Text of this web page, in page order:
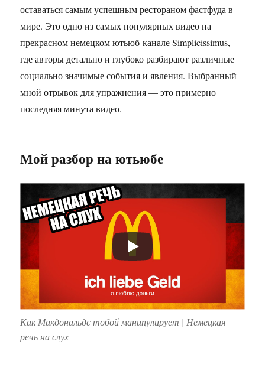
оставаться самым успешным рестораном фастфуда в
мире. Это одно из самых популярных видео на
прекрасном немецком ютьюб-канале Simplicissimus,
где авторы детально и глубоко разбирают различные
социально значимые события и явления. Выбранный
мной отрывок для упражнения — это примерно
последняя минута видео.
Мой разбор на ютьюбе
Как Макдональдс тобой манипулирует | Немецкая
речь на слух